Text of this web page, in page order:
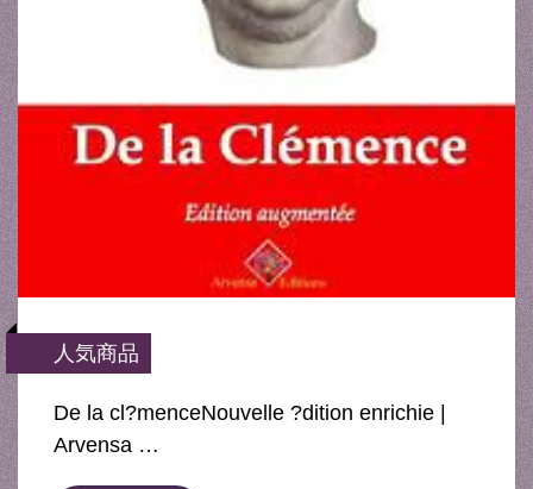
人気商品
De la cl?menceNouvelle ?dition enrichie |
Arvensa …